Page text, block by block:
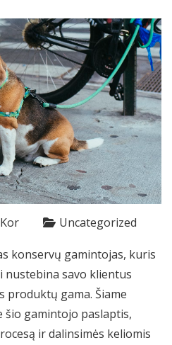
Kor Uncategorized
konservų gamintojas, kuris
nustebina savo klientus
produktų gama. Šiame
šio gamintojo paslaptis,
ir dalinsimės keliomis